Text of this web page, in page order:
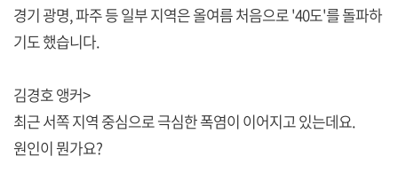
경기 광명, 파주 등 일부 지역은 올여름 처음으로 '40도'를 돌파하
기도 했습니다.
김경호 앵커>
최근 서쪽 지역 중심으로 극심한 폭염이 이어지고 있는데요.
원인이 뭔가요?